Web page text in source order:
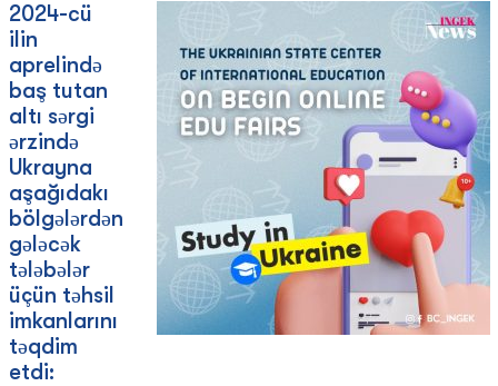
2024-cü
ilin
aprelində
baş tutan
altı sərgi
ərzində
Ukrayna
aşağıdakı
bölgələrdən
gələcək
tələbələr
üçün təhsil
imkanlarını
təqdim
etdi: